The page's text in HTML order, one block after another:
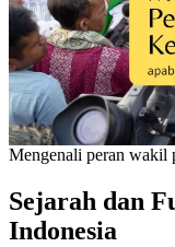
Mengenali peran wakil
Sejarah dan
Indonesia